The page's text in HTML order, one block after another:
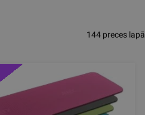
144 preces lapā